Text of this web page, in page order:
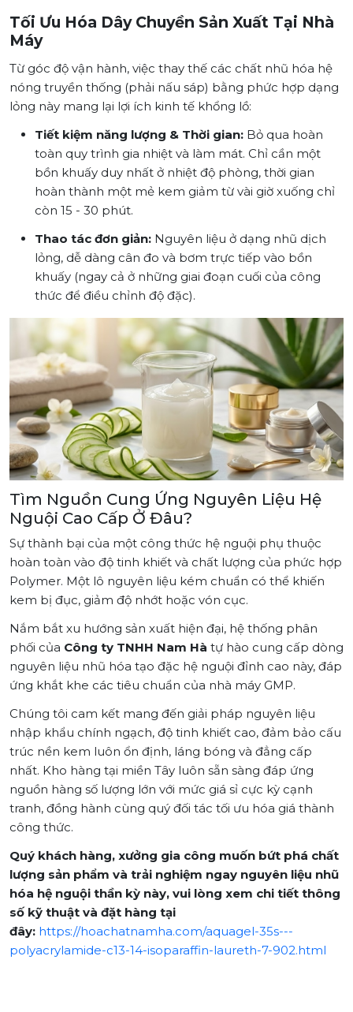
Tối Ưu Hóa Dây Chuyền Sản Xuất Tại Nhà
Máy
Từ góc độ vận hành, việc thay thế các chất nhũ hóa hệ
nóng truyền thống (phải nấu sáp) bằng phức hợp dạng
lỏng này mang lại lợi ích kinh tế khổng lồ:
Tiết kiệm năng lượng & Thời gian: Bỏ qua hoàn
toàn quy trình gia nhiệt và làm mát. Chỉ cần một
bồn khuấy duy nhất ở nhiệt độ phòng, thời gian
hoàn thành một mẻ kem giảm từ vài giờ xuống chỉ
còn 15 - 30 phút.
Thao tác đơn giản: Nguyên liệu ở dạng nhũ dịch
lỏng, dễ dàng cân đo và bơm trực tiếp vào bồn
khuấy (ngay cả ở những giai đoạn cuối của công
thức để điều chỉnh độ đặc).
Tìm Nguồn Cung Ứng Nguyên Liệu Hệ
Nguội Cao Cấp Ở Đâu?
Sự thành bại của một công thức hệ nguội phụ thuộc
hoàn toàn vào độ tinh khiết và chất lượng của phức hợp
Polymer. Một lô nguyên liệu kém chuẩn có thể khiến
kem bị đục, giảm độ nhớt hoặc vón cục.
Nắm bắt xu hướng sản xuất hiện đại, hệ thống phân
phối của Công ty TNHH Nam Hà tự hào cung cấp dòng
nguyên liệu nhũ hóa tạo đặc hệ nguội đỉnh cao này, đáp
ứng khắt khe các tiêu chuẩn của nhà máy GMP.
Chúng tôi cam kết mang đến giải pháp nguyên liệu
nhập khẩu chính ngạch, độ tinh khiết cao, đảm bảo cấu
trúc nền kem luôn ổn định, láng bóng và đẳng cấp
nhất. Kho hàng tại miền Tây luôn sẵn sàng đáp ứng
nguồn hàng số lượng lớn với mức giá sỉ cực kỳ cạnh
tranh, đồng hành cùng quý đối tác tối ưu hóa giá thành
công thức.
Quý khách hàng, xưởng gia công muốn bứt phá chất
lượng sản phẩm và trải nghiệm ngay nguyên liệu nhũ
hóa hệ nguội thần kỳ này, vui lòng xem chi tiết thông
số kỹ thuật và đặt hàng tại
đây: https://hoachatnamha.com/aquagel-35s---
polyacrylamide-c13-14-isoparaffin-laureth-7-902.html